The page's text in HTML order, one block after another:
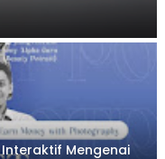
Interaktif Mengenai